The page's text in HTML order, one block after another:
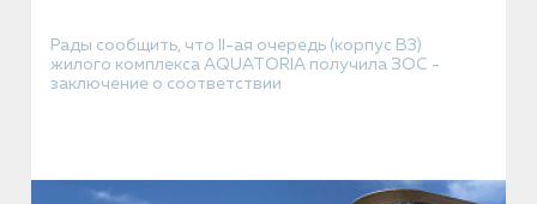
Рады сообщить, что II-ая очередь (корпус В3)
жилого комплекса AQUATORIA получила ЗОС -
заключение о соответствии